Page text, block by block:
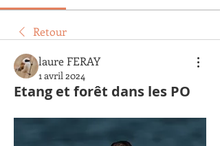
Retour
laure FERAY
1 avril 2024
Etang et forêt dans les PO